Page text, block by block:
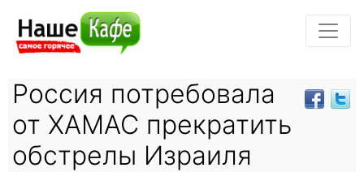
Россия потребовала
от ХАМАС прекратить
обстрелы Израиля